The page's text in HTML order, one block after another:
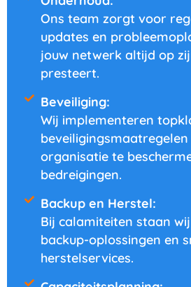
Ons team zorgt voor
updates en
jouw netwerk altijd op
presteert.
Beveiliging:
Wij implementeren
organisatie te
bedreigingen.
Backup en Herstel:
Bij calamiteiten staan
backup-oplossingen en
herstelservices.